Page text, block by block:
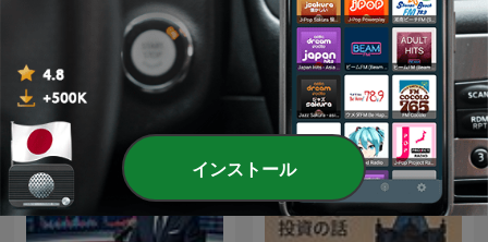
楽天証券PRESENTS 先取り
★マーケットレビュー
今日の日本株速報
インストール